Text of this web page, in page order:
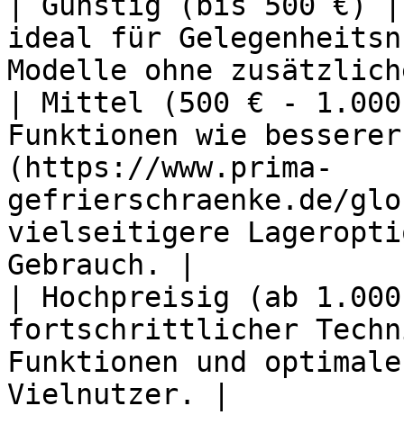
ideal für
Modelle ohne
| Mittel (500 € -
Funktionen wie
(https://www.prima-
gefrierschraenke.de/
vielseitigere
Gebrauch. |
| Hochpreisig (ab
fortschrittlicher
Funktionen und
Vielnutzer. |